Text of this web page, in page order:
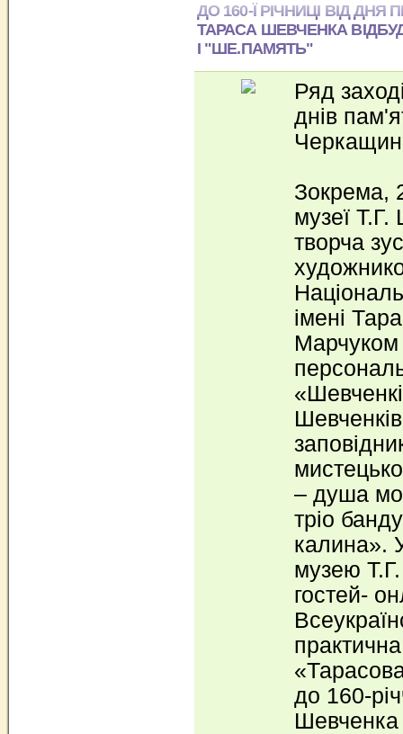
ДО 160-Ї РІЧНИЦІ ВІД
ТАРАСА ШЕВЧЕНКА
І "ШЕ.ПАМЯТЬ"
Ряд
днів
Зокрема,
музеї
творча
імені
Марчуком
– душа
тріо
калина».
музею
гостей-
до 160-
Шевченка